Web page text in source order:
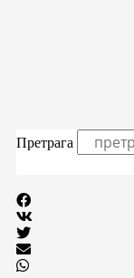
Претрага